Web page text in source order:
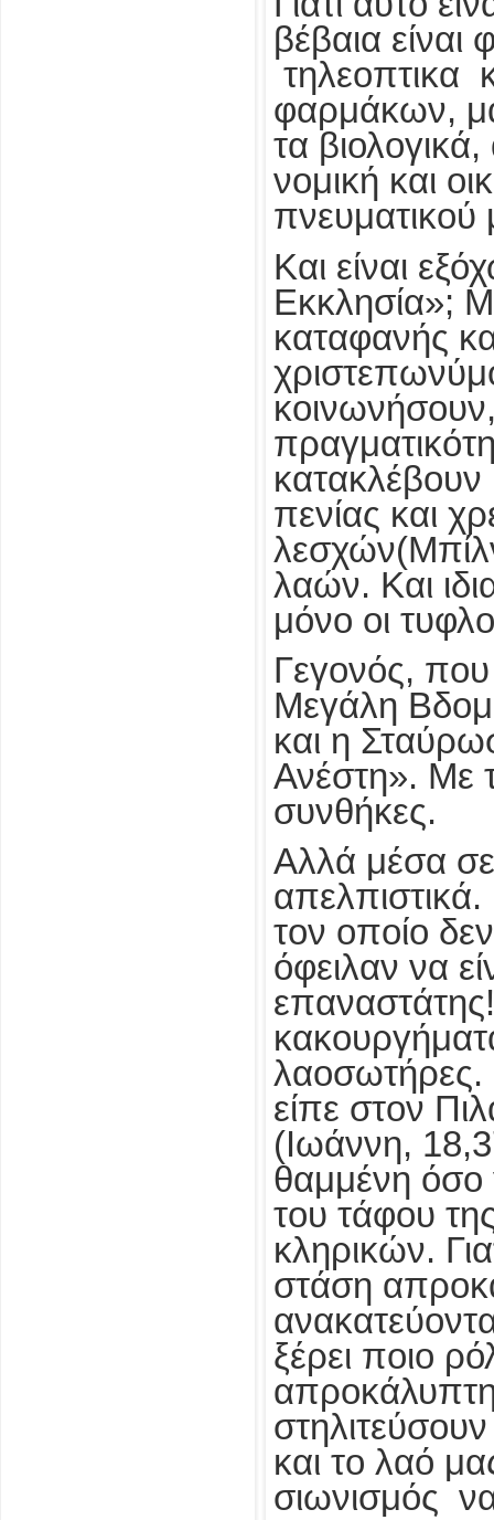
βέβαια
τηλεοπτικα
φαρμάκων,
τα
νομική και
πνευματικού
Και είναι
Εκκλησία»;
καταφανής
πενίας και
λαών. Και
μόνο οι
Γεγονός, που
Μεγάλη
και η
Ανέστη». Με
συνθήκες.
Αλλά μέσα σε
τον οποίο
όφειλαν να
λαοσωτήρες.
είπε στον
(Ιωάννη,
θαμμένη όσο
του τάφου
κληρικών.
στάση
ξέρει ποιο
απροκάλυπτη
και το λαό
σιωνισμός